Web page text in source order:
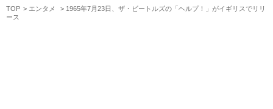
TOP エンタメ
1965年7月23日、ザ・ビートルズの「ヘルプ！」がイギリスでリリ
ース